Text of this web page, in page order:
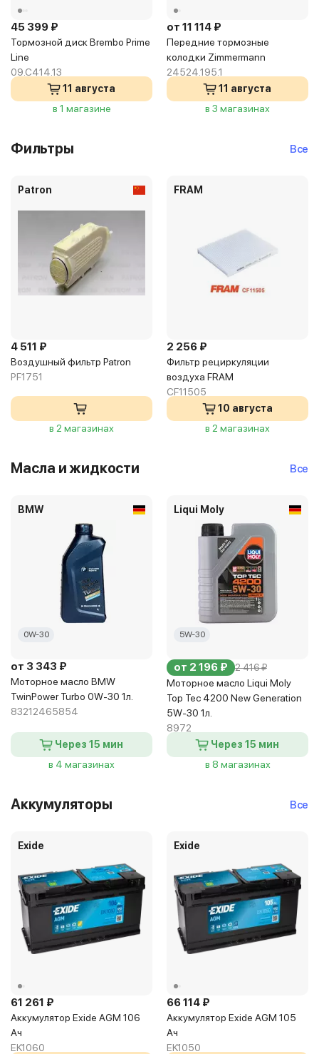
45 399 ₽
Тормозной диск Brembo Prime
Line
09.C414.13
11 августа
в 1 магазине
от 11 114 ₽
Передние тормозные
колодки Zimmermann
24524.195.1
11 августа
в 3 магазинах
Фильтры Все
Patron
4 511 ₽
Воздушный фильтр Patron
PF1751
в 2 магазинах
FRAM
2 256 ₽
Фильтр рециркуляции
воздуха FRAM
CF11505
10 августа
в 2 магазинах
Масла и жидкости Все
BMW
0W-30
от 3 343 ₽
Моторное масло BMW
TwinPower Turbo 0W-30 1л.
83212465854
Через 15 мин
в 4 магазинах
Liqui Moly
5W-30
от 2 196 ₽ 2 416 ₽
Моторное масло Liqui Moly
Top Tec 4200 New Generation
5W-30 1л.
8972
Через 15 мин
в 8 магазинах
Аккумуляторы Все
Exide
61 261 ₽
Аккумулятор Exide AGM 106
Ач
EK1060
Exide
66 114 ₽
Аккумулятор Exide AGM 105
Ач
EK1050